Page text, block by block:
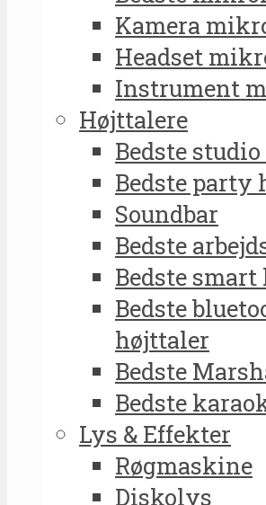
Kamera
Headset
Instrument
Højttalere
Bedste
Bedste party
Soundbar
Bedste
Bedste
Bedste
højttaler
Bedste
Bedste
Lys & Effekter
Røgmaskine
Diskolys